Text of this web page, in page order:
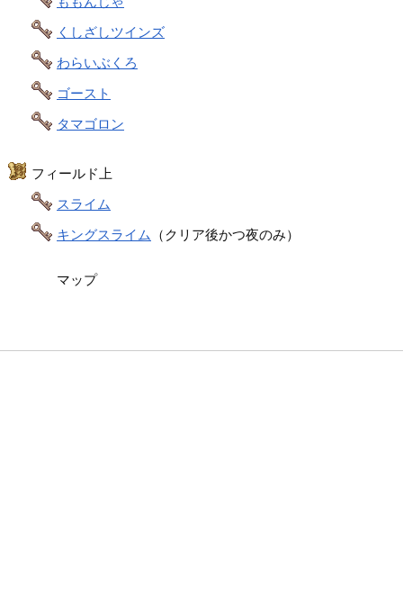
くしざしツインズ
わらいぶくろ
ゴースト
タマゴロン
フィールド上
スライム
キングスライム
（クリア後かつ夜のみ）
マップ